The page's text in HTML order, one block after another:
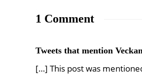
1 Comment
Tweets that mention
[…] This post was